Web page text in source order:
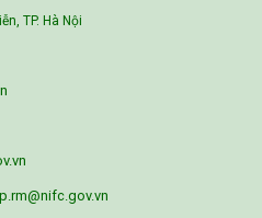
for Food Safety Risk
TP. Hà Nội